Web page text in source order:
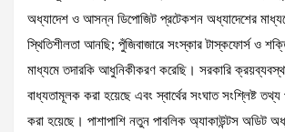
অধ্যাদেশ ও আসন্ন ডিপোজিট প্রটেকশন অধ্যাদেশের
স্থিতিশীলতা আনছি; পুঁজিবাজারে সংস্কার টাস্কফোর্স ও
মাধ্যমে তদারকি আধুনিকীকরণ করেছি। সরকারি ক্রয়ব্যবস্থায়
বাধ্যতামূলক করা হয়েছে এবং স্বার্থের সংঘাত সংশ্লিষ্ট
করা হয়েছে। পাশাপাশি নতুন পাবলিক অ্যাকাউন্টস অডিট